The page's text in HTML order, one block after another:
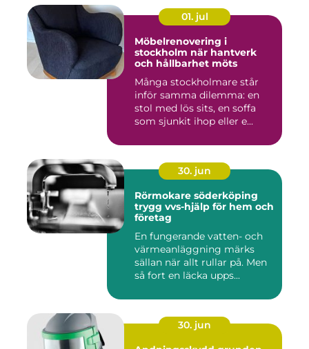
01. jul
Möbelrenovering i
stockholm när hantverk
och hållbarhet möts
Många stockholmare står
inför samma dilemma: en
stol med lös sits, en soffa
som sjunkit ihop eller e...
30. jun
Rörmokare söderköping
trygg vvs-hjälp för hem och
företag
En fungerande vatten- och
värmeanläggning märks
sällan när allt rullar på. Men
så fort en läcka upps...
30. jun